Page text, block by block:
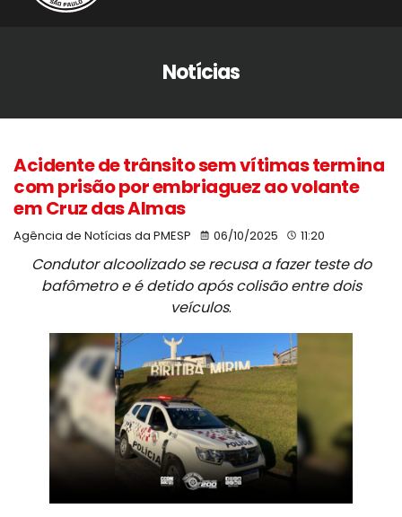
Notícias
Acidente de trânsito sem vítimas termina
com prisão por embriaguez ao volante
em Cruz das Almas
Agência de Notícias da PMESP 06/10/2025 11:20
Condutor alcoolizado se recusa a fazer teste do
bafômetro e é detido após colisão entre dois
veículos.